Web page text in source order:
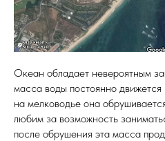
Океан обладает невероятным
масса воды постоянно движется
на мелководье она
любим за возможность
после обрушения эта масса